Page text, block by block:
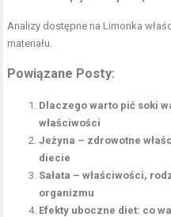
Analizy dostępne na Limonka
materiału.
Powiązane Posty:
Dlaczego warto pić soki
właściwości
Jeżyna – zdrowotne
diecie
Sałata – właściwości,
organizmu
Efekty uboczne diet: co